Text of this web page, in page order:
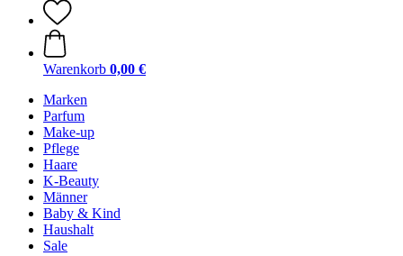
Warenkorb 0,00 €
Marken
Parfum
Make-up
Pflege
Haare
K-Beauty
Männer
Baby & Kind
Haushalt
Sale